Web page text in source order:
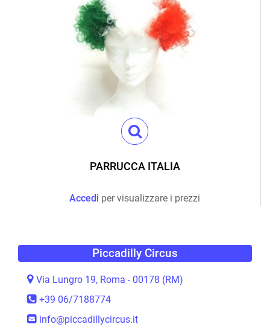
PARRUCCA ITALIA
Accedi per visualizzare i prezzi
Piccadilly Circus
Via Lungro 19, Roma - 00178 (RM)
+39 06/7188774
info@piccadillycircus.it